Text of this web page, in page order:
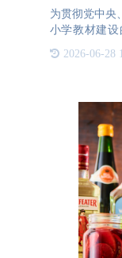
为贯彻党中央
小学教材建
核、出版、印
切实提高教材
2026-06-28